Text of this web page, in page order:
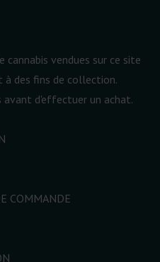
cannabis vendues sur ce site
à des fins de collection.
d'effectuer un achat.
COMMANDE